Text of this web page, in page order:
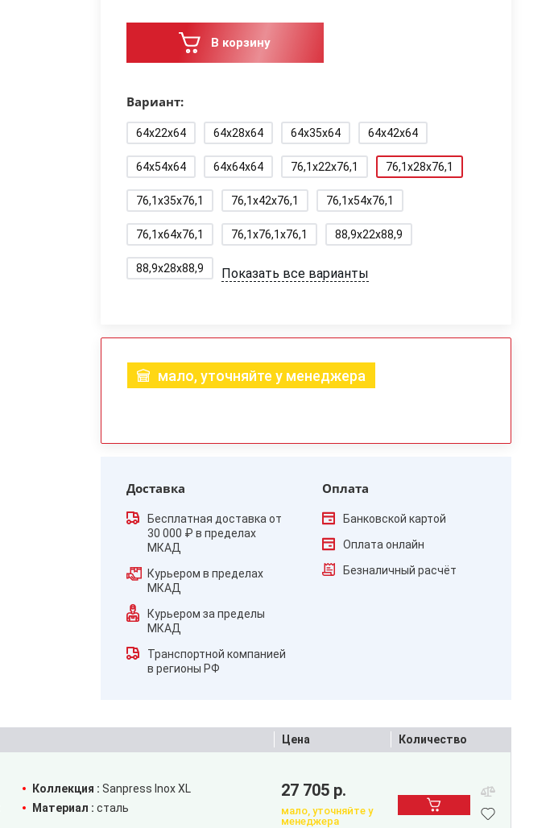
В корзину
Вариант:
64x22x64 64x28x64 64x35x64 64x42x64
64x54x64 64x64x64 76,1x22x76,1 76,1x28x76,1
76,1x35x76,1 76,1x42x76,1 76,1x54x76,1
76,1x64x76,1 76,1x76,1x76,1 88,9x22x88,9
88,9x28x88,9 Показать все варианты
мало, уточняйте у менеджера
Доставка
Бесплатная доставка от
30 000 ₽ в пределах
МКАД
Курьером в пределах
МКАД
Курьером за пределы
МКАД
Транспортной компанией
в регионы РФ
Оплата
Банковской картой
Оплата онлайн
Безналичный расчёт
Цена Количество
Коллекция : Sanpress Inox XL
Материал : сталь
27 705 р.
мало, уточняйте у
менеджера